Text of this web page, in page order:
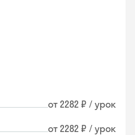
от 2282 ₽ / урок
от 2282 ₽ / урок